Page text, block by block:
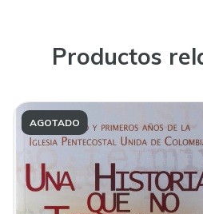
Productos
AGOTADO